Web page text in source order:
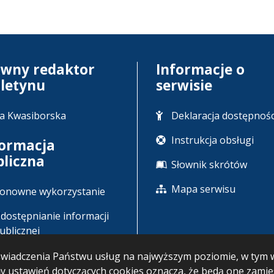
Państwu usług na najwyższym poziomie, w
dotyczących cookies oznacza, że będą one
redaktor
Kwasiborska
wykorzystanie
informacji
Informacje o
serwisie
Deklaracja
Instrukcja obsługi
Słownik skrótów
Mapa serwisu